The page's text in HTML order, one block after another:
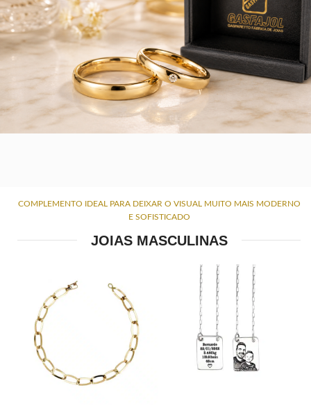
COMPLEMENTO IDEAL PARA DEIXAR O VISUAL MUITO MAIS MODERNO
E SOFISTICADO
JOIAS MASCULINAS